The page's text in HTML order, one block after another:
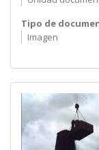
Tipo de
Imagen